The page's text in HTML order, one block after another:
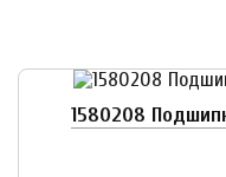
1580208